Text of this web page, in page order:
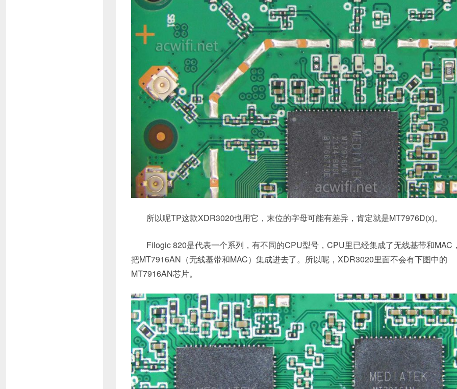
所以呢TP这款XDR3020也用它，末位的字母可能有差异，肯定就是MT7976D(x)。
Filogic 820是代表一个系列，有不同的CPU型号，CPU里已经集成了无线基带和MAC
把MT7916AN（无线基带和MAC）集成进去了。所以呢，XDR3020里面不会有下图中的
MT7916AN芯片。